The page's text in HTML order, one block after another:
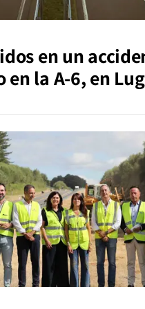
en un
la A-6, en